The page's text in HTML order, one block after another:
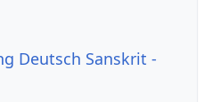
Deutsch Sanskrit -